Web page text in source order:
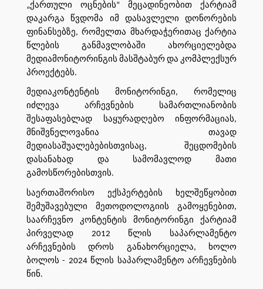
„ქართული ოცნების“ მეცადინეობით ქარტიამ
დაკარგა წვდომა იმ დასავლელი დონორების
ფინანსებზე, რომელთა მხარდაჭერითაც ქარტია
წლების განმავლობაში ახორციელებდა
მედიამონიტორინგის მასშტაბურ და კომპლექსურ
პროექტებს.
მედიაკონტენტის მონიტორინგი, რომელიც
იძლევა არჩევნების სამართლიანობის
შესაფასებლად საყურადღებო ინფორმაციას,
მნიშვნელოვანია თავად
მედიასაშუალებებისთვისაც, შეცდომების
დასანახად და სამომავლოდ მათი
გამოსწორებისთვის.
საერთაშორისო ექსპერტების ხელშეწყობით
შემუშავებული მეთოდოლოგიის გამოყენებით,
საარჩევნო კონტენტის მონიტორინგი ქარტიამ
პირველად 2012 წლის საპარლამენტო
არჩევნების დროს განახორციელა, ხოლო
ბოლოს - 2024 წლის საპარლამენტო არჩევნების
წინ.